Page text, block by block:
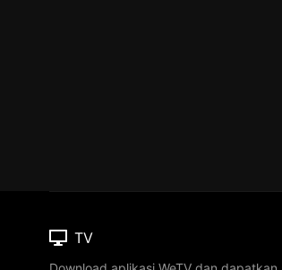
TV